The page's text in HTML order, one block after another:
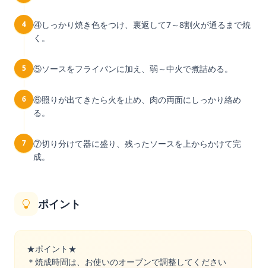
4
④しっかり焼き色をつけ、裏返して7～8割火が通るまで焼
く。
5 ⑤ソースをフライパンに加え、弱～中火で煮詰める。
6
⑥照りが出てきたら火を止め、肉の両面にしっかり絡め
る。
7
⑦切り分けて器に盛り、残ったソースを上からかけて完
成。
ポイント
★ポイント★
＊焼成時間は、お使いのオーブンで調整してください